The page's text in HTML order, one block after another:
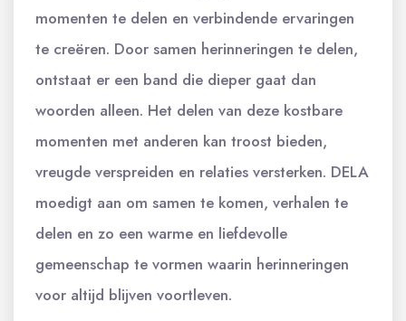
momenten te delen en verbindende ervaringen
te creëren. Door samen herinneringen te delen,
ontstaat er een band die dieper gaat dan
woorden alleen. Het delen van deze kostbare
momenten met anderen kan troost bieden,
vreugde verspreiden en relaties versterken. DELA
moedigt aan om samen te komen, verhalen te
delen en zo een warme en liefdevolle
gemeenschap te vormen waarin herinneringen
voor altijd blijven voortleven.